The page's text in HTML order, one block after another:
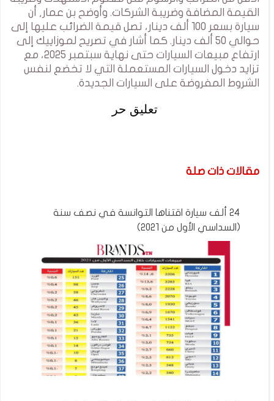
القيمة المضافة وضريبة الشركات. وأوضح بن عمار, أن
سيارة بسعر 100 ألف دينار، تصل قيمة الضرائب عليها إلى
حوالي 50 ألف دينار. كما أشار في تصريح لموزاييك إلى
ارتفاع مبيعات السيارات حتى نهاية سبتمبر 2025، مع
تزايد دخول السيارات المستعملة التي لا تخضع لنفس
الشروط المفروضة على السيارات الجديدة.
تعليق حر
مقالات ذات صلة
24 ألف سيارة اقتناها التوانسة في نصف سنة
(السداسي الأول من 2021)